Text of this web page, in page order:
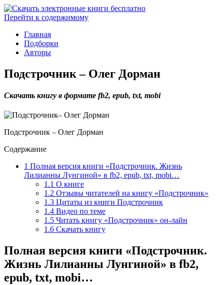
Перейти к содержимому
Главная
Подборки
Авторы
Подстрочник – Олег Дорман
Скачать книгу в формате fb2, epub, txt, mobi
Подстрочник – Олег Дорман
Содержание
1 Полная версия книги «Подстрочник. Жизнь
Лилианны Лунгиной» в fb2, epub, txt, mobi…
1.1 О книге
1.2 Отзывы читателей на книгу «Подстрочник»
1.3 Цитаты из книги Подстрочник
1.4 Видео по теме
1.5 Читать книгу «Подстрочник» он-лайн
1.6 Скачать книгу
Полная версия книги «Подстрочник.
Жизнь Лилианны Лунгиной» в fb2,
epub, txt, mobi…